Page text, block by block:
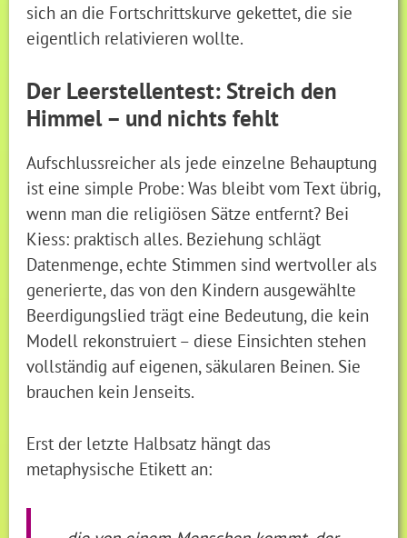
sich an die Fortschrittskurve gekettet, die sie
eigentlich relativieren wollte.
Der Leerstellentest: Streich den
Himmel – und nichts fehlt
Aufschlussreicher als jede einzelne Behauptung
ist eine simple Probe: Was bleibt vom Text übrig,
wenn man die religiösen Sätze entfernt? Bei
Kiess: praktisch alles. Beziehung schlägt
Datenmenge, echte Stimmen sind wertvoller als
generierte, das von den Kindern ausgewählte
Beerdigungslied trägt eine Bedeutung, die kein
Modell rekonstruiert – diese Einsichten stehen
vollständig auf eigenen, säkularen Beinen. Sie
brauchen kein Jenseits.
Erst der letzte Halbsatz hängt das
metaphysische Etikett an: